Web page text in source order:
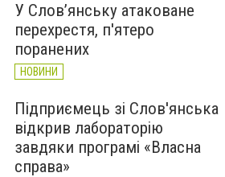
У Слов’янську атаковане
перехрестя, п'ятеро
поранених
НОВИНИ
Підприємець зі Слов'янська
відкрив лабораторію
завдяки програмі «Власна
справа»